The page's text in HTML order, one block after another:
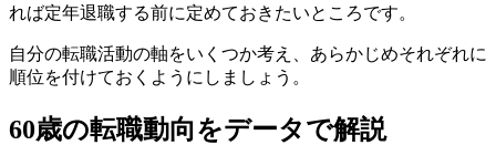
れば定年退職する前に定めておきたいところです。
自分の転職活動の軸をいくつか考え、あらかじめそれぞれに
順位を付けておくようにしましょう。
60歳の転職動向をデータで解説